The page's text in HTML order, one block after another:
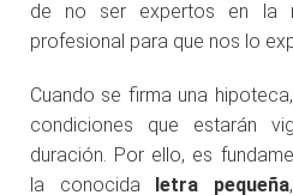
de no ser expertos en la
profesional para que nos lo
Cuando se firma una
condiciones que estarán
duración. Por ello, es
la conocida letra pequeña